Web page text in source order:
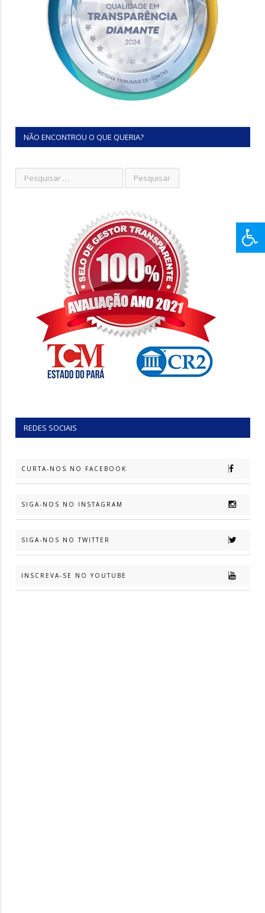
NÃO ENCONTROU O QUE QUERIA?
REDES SOCIAIS
CURTA-NOS NO FACEBOOK
SIGA-NOS NO INSTAGRAM
SIGA-NOS NO TWITTER
INSCREVA-SE NO YOUTUBE